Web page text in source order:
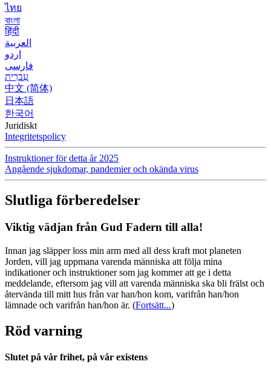
ไทย
বাংলা
हिंदी
العربية
اردو
فارسی
עִברִית
中文 (简体)
日本語
한국어
Juridiskt
Integritetspolicy
Instruktioner för detta år 2025
Angående sjukdomar, pandemier och okända virus
Slutliga förberedelser
Viktig vädjan från Gud Fadern till alla!
Innan jag släpper loss min arm med all dess kraft mot planeten
Jorden, vill jag uppmana varenda människa att följa mina
indikationer och instruktioner som jag kommer att ge i detta
meddelande, eftersom jag vill att varenda människa ska bli frälst och
återvända till mitt hus från var han/hon kom, varifrån han/hon
lämnade och varifrån han/hon är. (Fortsätt...)
Röd varning
Slutet på vår frihet, på vår existens